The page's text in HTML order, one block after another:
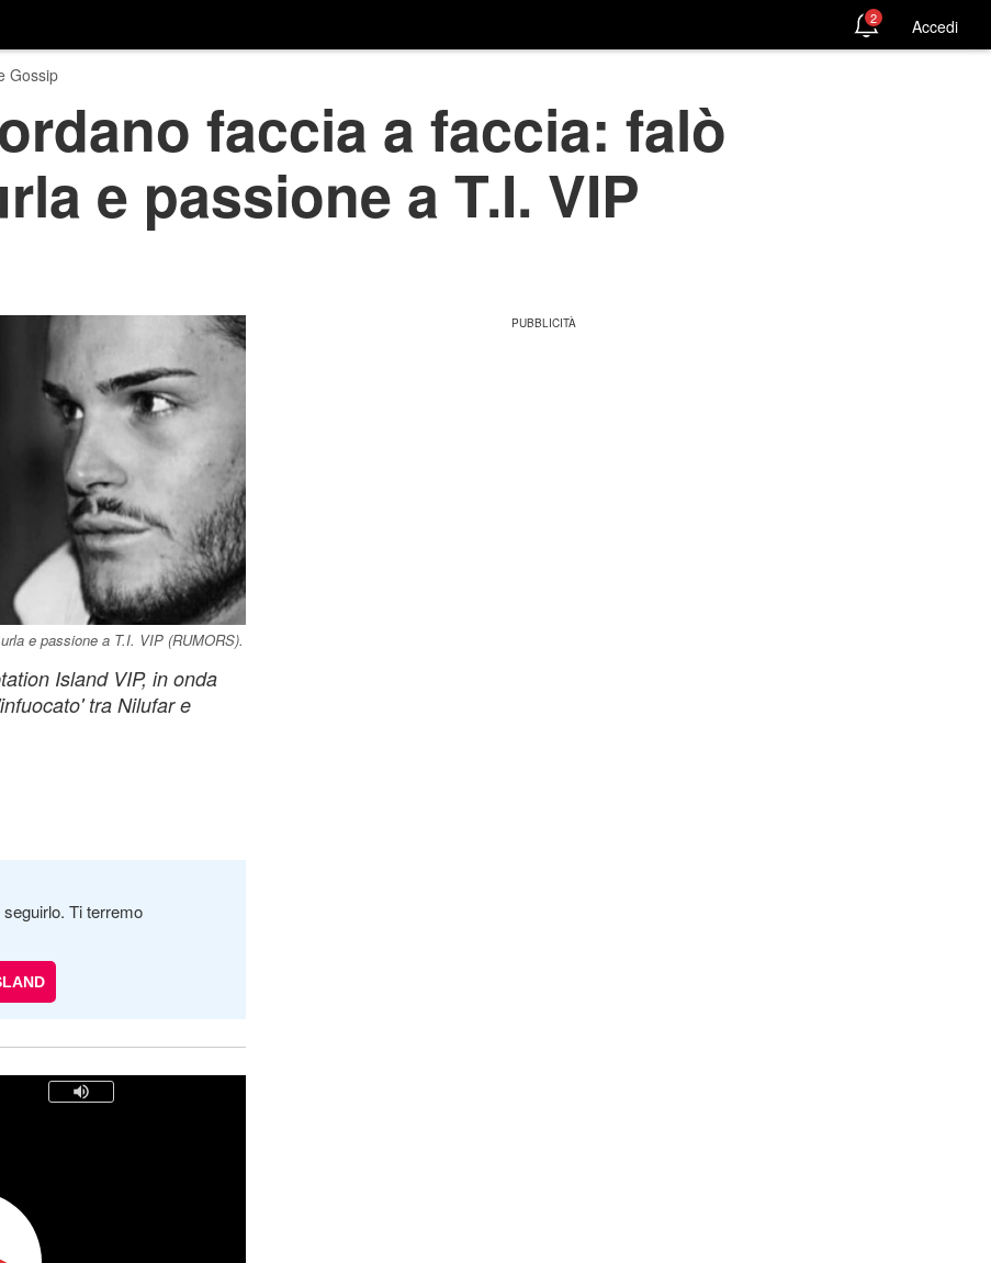
2 Accedi
Gossip
faccia a faccia: falò
e passione a T.I. VIP
e passione a T.I. VIP (RUMORS).
Island VIP, in onda
tra Nilufar e
Ti terremo